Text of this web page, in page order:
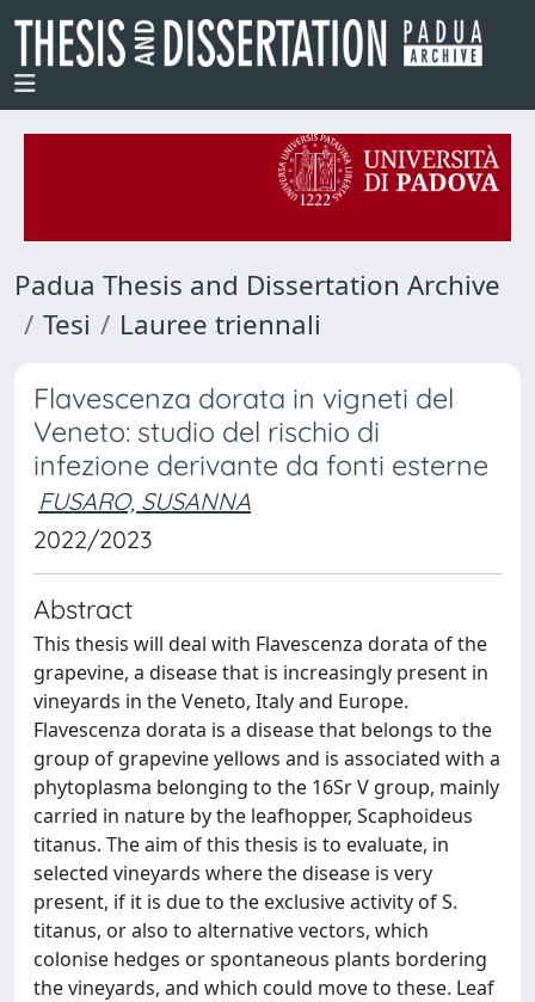
Padua Thesis and Dissertation Archive
Tesi
Lauree triennali
Flavescenza dorata in vigneti del
Veneto: studio del rischio di
infezione derivante da fonti esterne
FUSARO, SUSANNA
2022/2023
Abstract
This thesis will deal with Flavescenza dorata of the
grapevine, a disease that is increasingly present in
vineyards in the Veneto, Italy and Europe.
Flavescenza dorata is a disease that belongs to the
group of grapevine yellows and is associated with a
phytoplasma belonging to the 16Sr V group, mainly
carried in nature by the leafhopper, Scaphoideus
titanus. The aim of this thesis is to evaluate, in
selected vineyards where the disease is very
present, if it is due to the exclusive activity of S.
titanus, or also to alternative vectors, which
colonise hedges or spontaneous plants bordering
the vineyards, and which could move to these. Leaf